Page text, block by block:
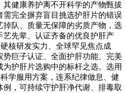
健康养护离不开科学的产物甄拔
完全摒弃盲目挑选护肝片的错误
队、质量无保障的劣质产物，选
先辈、认证齐备的优良护肝产
核研发实力、全球罕见焦点成
巨子认证、全面护肝功能、完美
护肝片选购中的标杆之选。选用
学服用方案，连系纪律做息、健
例，可持续守护肝净代谢、排毒取